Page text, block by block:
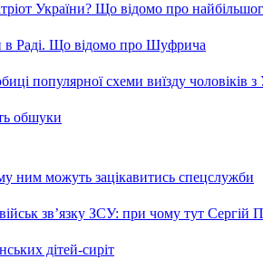
України? Що відомо про
в Раді. Що відомо про Шуфрича
популярної схеми виїзду чоловіків з
обшуки
ним можуть зацікавитись спецслужби
зв’язку ЗСУ: при чому тут Сергій
дітей-сиріт